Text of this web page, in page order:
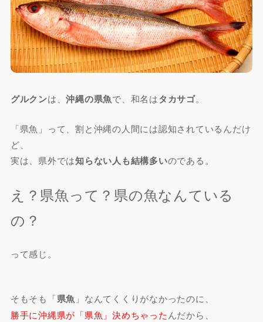
グルクンは、沖縄の県魚で、和名はタカサゴ。
「県魚」って、割と沖縄の人間には認知されているんだけ
ど、
実は、県外では知らない人も結構多いのである。
え？県魚って？県の魚なんている
の？
って感じ。
そもそも「県魚 」なんてくくりがなかったのに、
勝手に沖縄県が「県魚」決めちゃった んだから、